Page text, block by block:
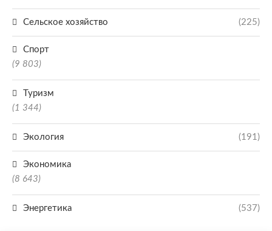
Сельское хозяйство (225)
Спорт
(9 803)
Туризм
(1 344)
Экология (191)
Экономика
(8 643)
Энергетика (537)